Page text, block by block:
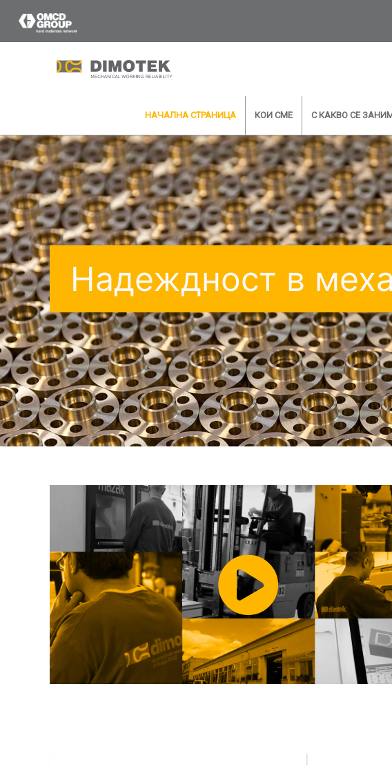
НАЧАЛНА СТРАНИЦА КОИ СМЕ С КАКВО СЕ
Надеждност в
Имате ли нужда от
консултация с наш специалист?
ние ще се
Maximum size: 4MB. Allowed file types: pdf